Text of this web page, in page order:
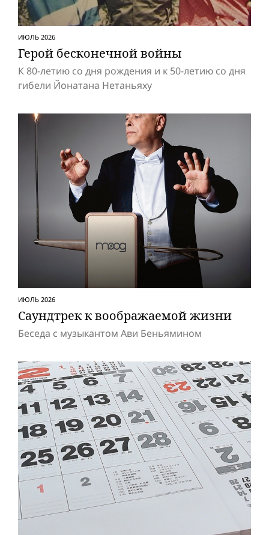
ИЮЛЬ 2026
Герой бесконечной вой­ны
К 80-летию со дня рождения и к 50-летию со дня
гибели Йонатана Нетаньяху
ИЮЛЬ 2026
Саундтрек к воображаемой жизни
Беседа с музыкантом Ави Беньямином